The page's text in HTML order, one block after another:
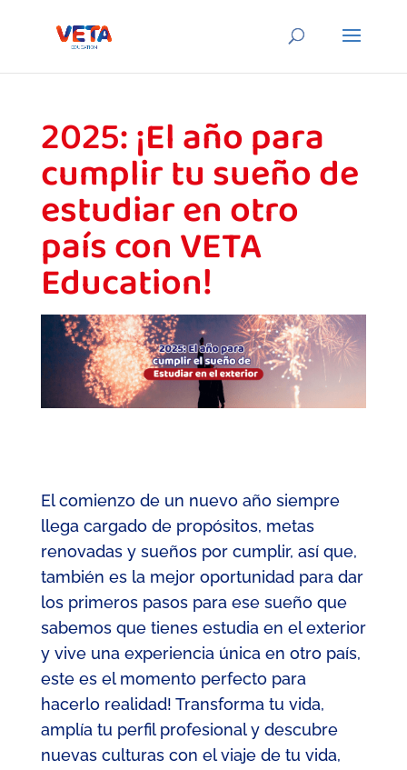
2025: ¡El año para
cumplir tu sueño de
estudiar en otro
país con VETA
Education!
El comienzo de un nuevo año siempre
llega cargado de propósitos, metas
renovadas y sueños por cumplir, así que,
también es la mejor oportunidad para dar
los primeros pasos para ese sueño que
sabemos que tienes estudia en el exterior
y vive una experiencia única en otro país,
este es el momento perfecto para
hacerlo realidad! Transforma tu vida,
amplía tu perfil profesional y descubre
nuevas culturas con el viaje de tu vida,